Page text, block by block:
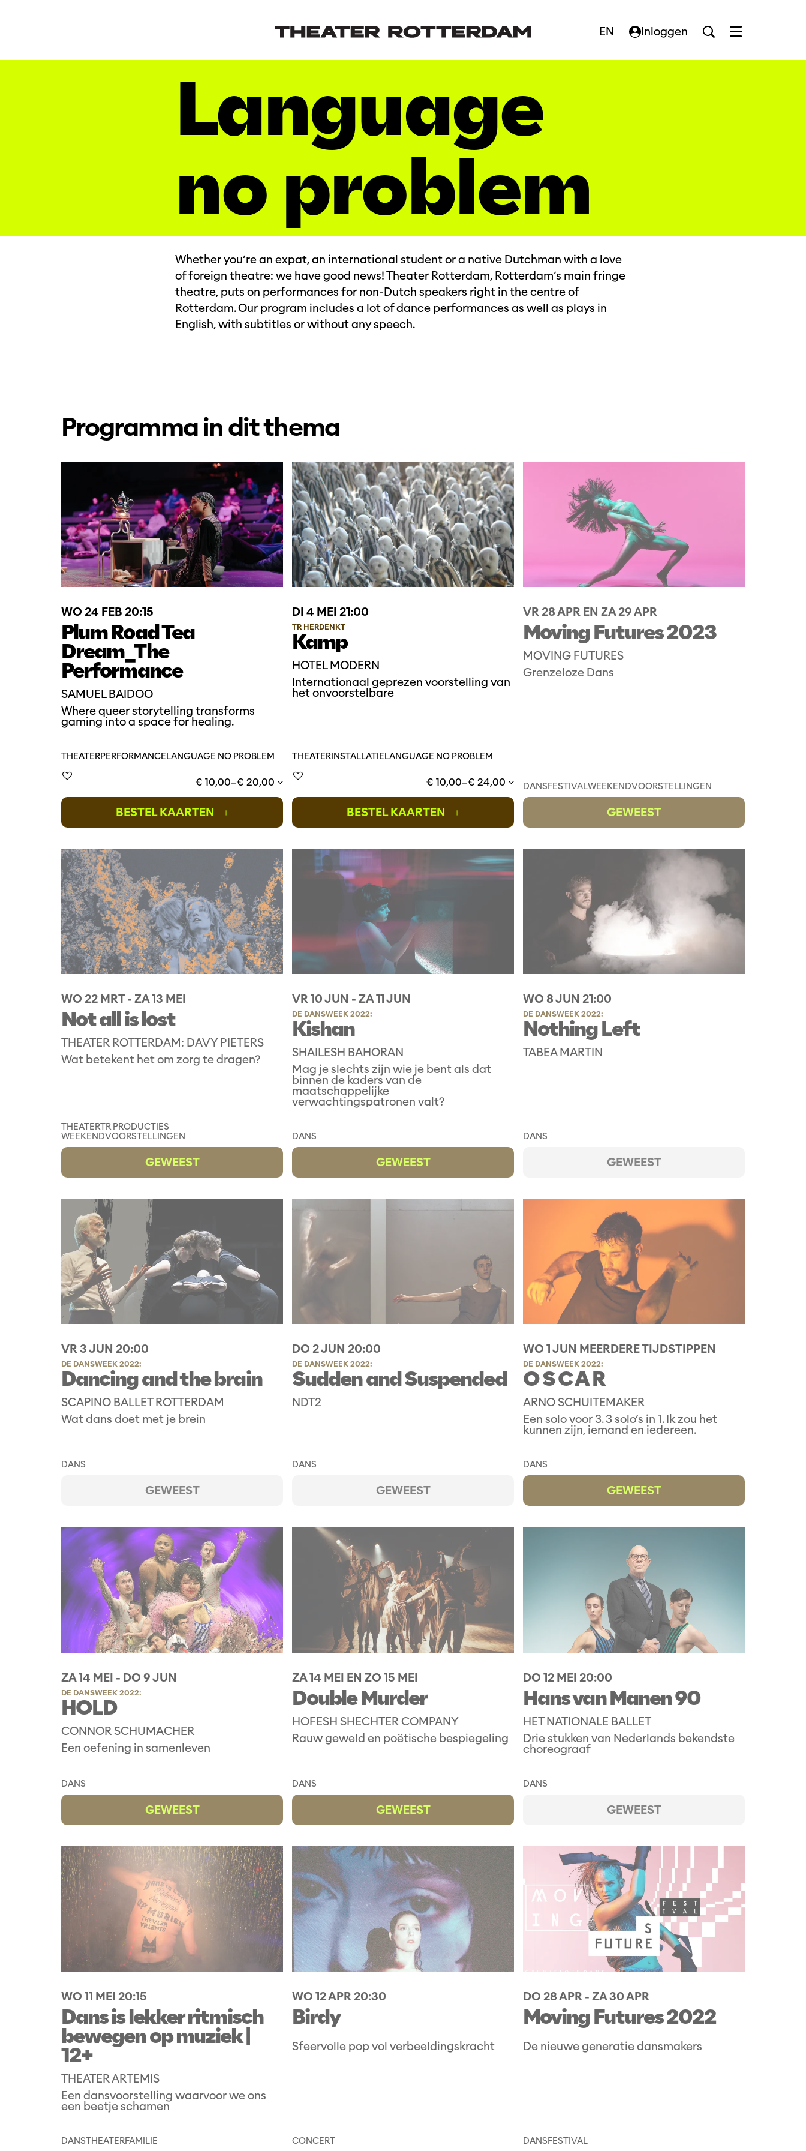
EN Inloggen Menu
Language
no problem
Whether you’re an expat, an international student or a native Dutchman with a love
of foreign theatre: we have good news! Theater Rotterdam, Rotterdam’s main fringe
theatre, puts on performances for non-Dutch speakers right in the centre of
Rotterdam. Our program includes a lot of dance performances as well as plays in
English, with subtitles or without any speech.
Programma in dit thema
Plum Road Tea
Dream_The
Performance
SAMUEL BAIDOO
WO 24 FEB 20:15
Where queer storytelling transforms
gaming into a space for healing.
THEATERPERFORMANCELANGUAGE NO PROBLEM
€ 10,00–€ 20,00
BESTEL KAARTEN +
Kamp
HOTEL MODERN
TR HERDENKT
DI 4 MEI 21:00
Internationaal geprezen voorstelling van
het onvoorstelbare
THEATERINSTALLATIELANGUAGE NO PROBLEM
€ 10,00–€ 24,00
BESTEL KAARTEN +
Moving Futures 2023
MOVING FUTURES
VR 28 APR EN ZA 29 APR
Grenzeloze Dans
DANSFESTIVALWEEKENDVOORSTELLINGEN
GEWEEST
Not all is lost
THEATER ROTTERDAM: DAVY PIETERS
WO 22 MRT- ZA 13 MEI
Wat betekent het om zorg te dragen?
THEATERTR PRODUCTIES
WEEKENDVOORSTELLINGEN
GEWEEST
Kishan
SHAILESH BAHORAN
DE DANSWEEK 2022:
VR 10 JUN - ZA 11 JUN
Mag je slechts zijn wie je bent als dat
binnen de kaders van de
maatschappelijke
verwachtingspatronen valt?
DANS
GEWEEST
Nothing Left
TABEA MARTIN
DE DANSWEEK 2022:
WO 8 JUN 21:00
DANS
GEWEEST
Dancing and the brain
SCAPINO BALLET ROTTERDAM
DE DANSWEEK 2022:
VR 3 JUN 20:00
Wat dans doet met je brein
DANS
GEWEEST
Sudden and Suspended
NDT2
DE DANSWEEK 2022:
DO 2 JUN 20:00
DANS
GEWEEST
O S C A R
ARNO SCHUITEMAKER
DE DANSWEEK 2022:
WO 1 JUN MEERDERE TIJDSTIPPEN
Een solo voor 3. 3 solo’s in 1. Ik zou het
kunnen zijn, iemand en iedereen.
DANS
GEWEEST
HOLD
CONNOR SCHUMACHER
DE DANSWEEK 2022:
ZA 14 MEI - DO 9 JUN
Een oefening in samenleven
DANS
GEWEEST
Double Murder
HOFESH SHECHTER COMPANY
ZA 14 MEI EN ZO 15 MEI
Rauw geweld en poëtische bespiegeling
DANS
GEWEEST
Hans van Manen 90
HET NATIONALE BALLET
DO 12 MEI 20:00
Drie stukken van Nederlands bekendste
choreograaf
DANS
GEWEEST
Dans is lekker ritmisch
bewegen op muziek |
12+
THEATER ARTEMIS
WO 11 MEI 20:15
Een dansvoorstelling waarvoor we ons
een beetje schamen
DANSTHEATERFAMILIE
Birdy
WO 12 APR20:30
Sfeervolle pop vol verbeeldingskracht
CONCERT
Moving Futures 2022
DO 28 APR - ZA 30 APR
De nieuwe generatie dansmakers
DANSFESTIVAL